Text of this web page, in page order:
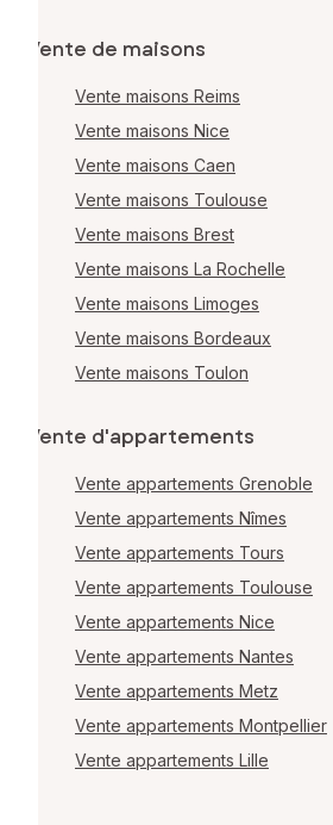
Vente de maisons
Vente maisons Reims
Vente maisons Nice
Vente maisons Caen
Vente maisons Toulouse
Vente maisons Brest
Vente maisons La Rochelle
Vente maisons Limoges
Vente maisons Bordeaux
Vente maisons Toulon
Vente d'appartements
Vente appartements Grenoble
Vente appartements Nîmes
Vente appartements Tours
Vente appartements Toulouse
Vente appartements Nice
Vente appartements Nantes
Vente appartements Metz
Vente appartements Montpellier
Vente appartements Lille